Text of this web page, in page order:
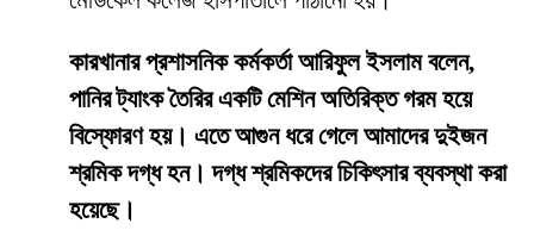
কারখানার প্রশাসনিক কর্মকর্তা আরিফুল ইসলাম বলেন,
পানির ট্যাংক তৈরির একটি মেশিন অতিরিক্ত গরম হয়ে
বিস্ফোরণ হয়। এতে আগুন ধরে গেলে আমাদের দুইজন
শ্রমিক দগ্ধ হন। দগ্ধ শ্রমিকদের চিকিৎসার ব্যবস্থা করা
হয়েছে।